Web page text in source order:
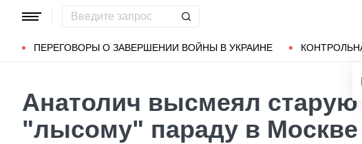
ПЕРЕГОВОРЫ О ЗАВЕРШЕНИИ ВОЙНЫ В УКРАИНЕ
Популярные запросы Мариуполь
Анатолич высмеял
"лысому" параду в Москве